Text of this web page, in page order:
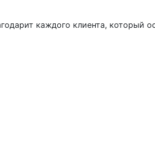
каждого клиента, который